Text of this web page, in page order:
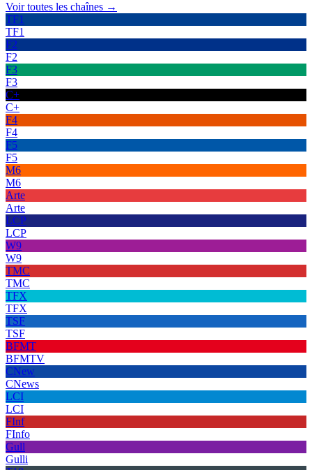
Voir toutes les chaînes →
TF1
TF1
F2
F2
F3
F3
C+
C+
F4
F4
F5
F5
M6
M6
Arte
Arte
LCP
LCP
W9
W9
TMC
TMC
TFX
TFX
TSF
TSF
BFMT
BFMTV
CNew
CNews
LCI
LCI
FInf
FInfo
Gull
Gulli